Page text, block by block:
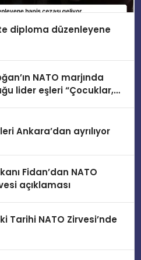
diploma düzenleyene
NATO marjında
lider eşleri “Çocuklar,
Ankara’dan ayrılıyor
Fidan’dan NATO
açıklaması
Tarihi NATO Zirvesi’nde